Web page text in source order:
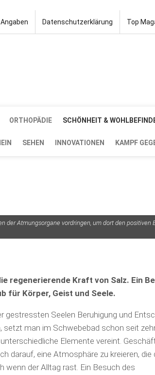
Datenschutzerklärung Top
ORTHOPÄDIE SCHÖNHEIT &
SEHEN INNOVATIONEN KAMPF
der Atmungsorgane vordringen, um dort den positiven
regenerierende Kraft von Salz. Ein
für Körper, Geist und Seele.
gestressten Seelen Beruhigung und
man im Schwebebad schon seit
Elemente vereint.
darauf, eine Atmosphäre zu kreieren, die
wenn der Alltag rast. Ein Besuch des